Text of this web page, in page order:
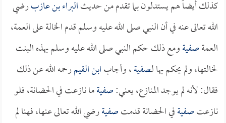
كذلك أيضاً هم يستدلون بما تقدم من حديثالبراء بن عازبرضي
الله تعالى عنه في أن النبي صلى الله عليه وسلم قدم الخالة على العمة،
العمةصفيةومع ذلك حكم النبي صلى الله عليه وسلم بهذه البنت
لخالتها، ولم يحكم بها لـصفية، وأجابابن القيمرحمه الله عن ذلك
فقال: لأنه لم يوجد المنازع، يعني:صفيةما نازعت في الحضانة، فلو
نازعتصفيةفي الحضانة قدمتصفيةرضي الله تعالى عنها، فهنا لم